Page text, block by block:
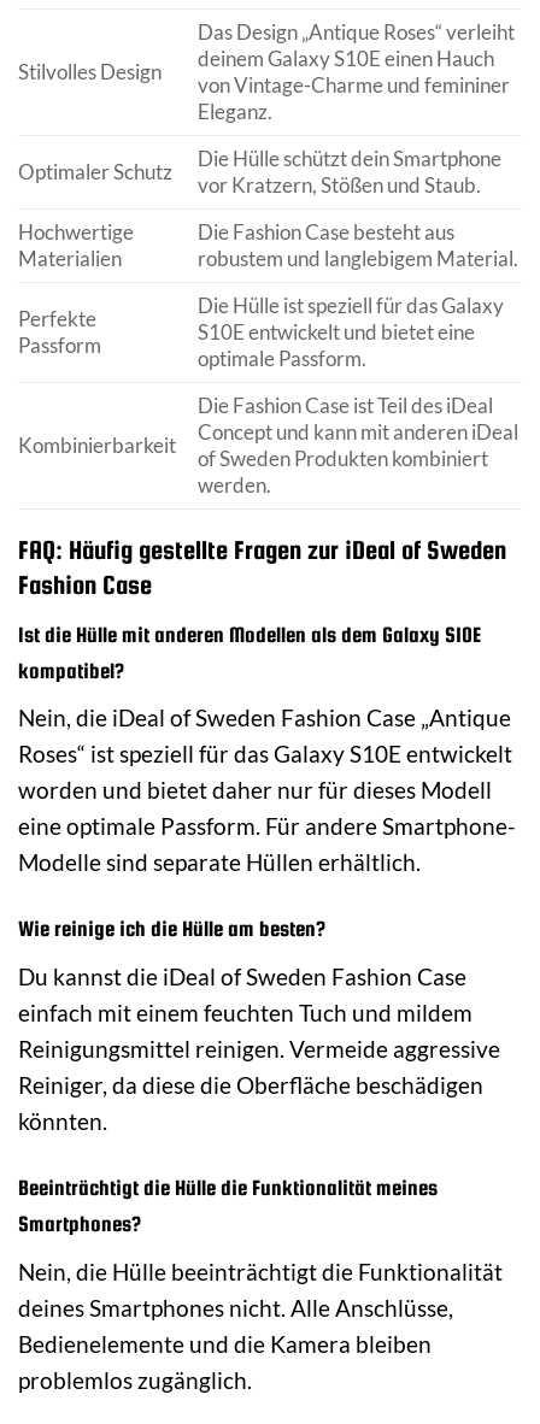
Stilvolles Design
Das Design „Antique Roses“ verleiht
deinem Galaxy S10E einen Hauch
von Vintage-Charme und femininer
Eleganz.
Optimaler Schutz
Die Hülle schützt dein Smartphone
vor Kratzern, Stößen und Staub.
Hochwertige
Materialien
Die Fashion Case besteht aus
robustem und langlebigem Material.
Perfekte
Passform
Die Hülle ist speziell für das Galaxy
S10E entwickelt und bietet eine
optimale Passform.
Kombinierbarkeit
Die Fashion Case ist Teil des iDeal
Concept und kann mit anderen iDeal
of Sweden Produkten kombiniert
werden.
FAQ: Häufig gestellte Fragen zur iDeal of Sweden
Fashion Case
Ist die Hülle mit anderen Modellen als dem Galaxy S10E
kompatibel?
Nein, die iDeal of Sweden Fashion Case „Antique
Roses“ ist speziell für das Galaxy S10E entwickelt
worden und bietet daher nur für dieses Modell
eine optimale Passform. Für andere Smartphone-
Modelle sind separate Hüllen erhältlich.
Wie reinige ich die Hülle am besten?
Du kannst die iDeal of Sweden Fashion Case
einfach mit einem feuchten Tuch und mildem
Reinigungsmittel reinigen. Vermeide aggressive
Reiniger, da diese die Oberfläche beschädigen
könnten.
Beeinträchtigt die Hülle die Funktionalität meines
Smartphones?
Nein, die Hülle beeinträchtigt die Funktionalität
deines Smartphones nicht. Alle Anschlüsse,
Bedienelemente und die Kamera bleiben
problemlos zugänglich.